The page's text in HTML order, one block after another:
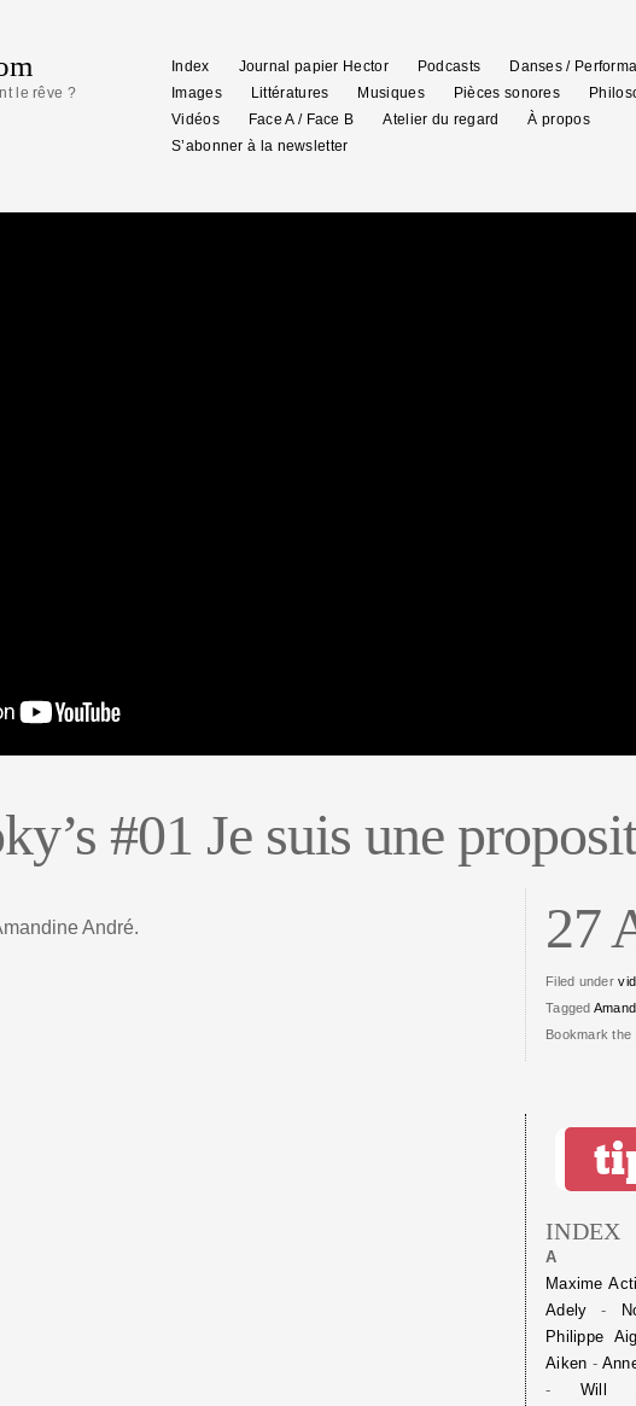
le rêve ?
Index Journal papier Hector Podcasts
Danses /
Images
Littératures Musiques Pièces sonores
Vidéos
Face A / Face B Atelier du regard
À propos
S’abonner à la newsletter
#01 Je suis une
27
Filed under
Tagged
Bookmark the
André.
INDEX
A
Maxime
Adely -
Philippe
Aiken -
- Will